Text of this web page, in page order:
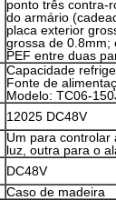
ponto três contra-
do armário
placa exterior
grossa de 0.8mm;
PEF entre duas
Capacidade
Fonte de
Modelo: TC06-
12025 DC48V
Um para controlar
luz, outra para o
DC48V
Caso de madeira